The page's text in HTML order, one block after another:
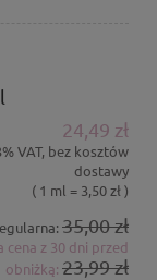
24,49 zł
VAT, bez kosztów
dostawy
( 1 ml = 3,50 zł )
35,00 zł
cena z 30 dni przed
obniżką: 23,99 zł